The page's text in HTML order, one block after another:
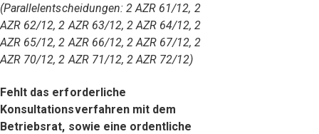
(Parallelentscheidungen: 2 AZR 61/12, 2
AZR 62/12, 2 AZR 63/12, 2 AZR 64/12, 2
AZR 65/12, 2 AZR 66/12, 2 AZR 67/12, 2
AZR 70/12, 2 AZR 71/12, 2 AZR 72/12)
Fehlt das erforderliche
Konsultationsverfahren mit dem
Betriebsrat, sowie eine ordentliche